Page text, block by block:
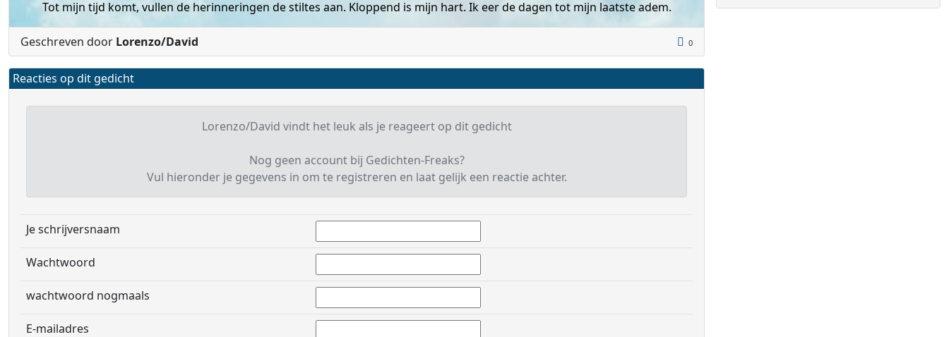
Tot mijn tijd komt, vullen de herinneringen de stiltes aan. Kloppend is mijn hart. Ik eer de dagen tot mijn laatste adem.
Geschreven door Lorenzo/David 0
Reacties op dit gedicht
Lorenzo/David vindt het leuk als je reageert op dit gedicht
Nog geen account bij Gedichten-Freaks?
Vul hieronder je gegevens in om te registreren en laat gelijk een reactie achter.
Je schrijversnaam
Wachtwoord
wachtwoord nogmaals
E-mailadres